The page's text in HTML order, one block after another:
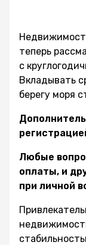
теперь
с
Вкладывать
берегу моря
Любые
оплаты, и
при личной